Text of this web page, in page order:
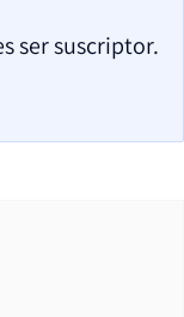
ser suscriptor.